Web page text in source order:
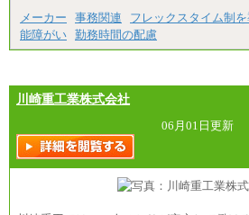
メーカー
事務関連 フレックスタイム制
能障がい 勤務時間の配慮
川崎重工業株式会社
06月01日更新